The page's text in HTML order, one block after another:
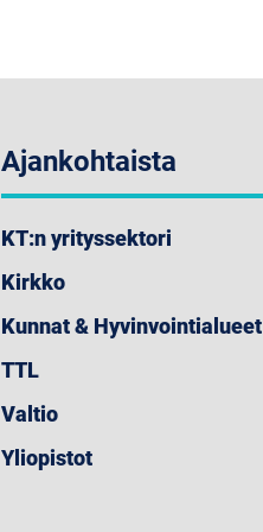
Ajankohtaista
KT:n yrityssektori
Kirkko
Kunnat & Hyvinvointialueet
TTL
Valtio
Yliopistot